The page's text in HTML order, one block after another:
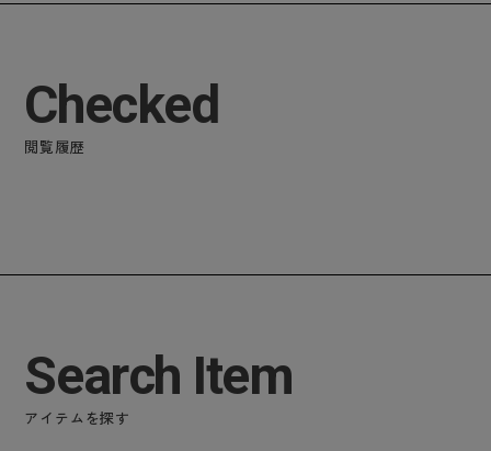
Checked
閲覧履歴
Search Item
アイテムを探す